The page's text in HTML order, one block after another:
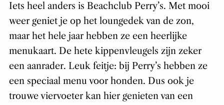
Iets heel anders is Beachclub Perry’s. Met mooi
weer geniet je op het loungedek van de zon,
maar het hele jaar hebben ze een heerlijke
menukaart. De hete kippenvleugels zijn zeker
een aanrader. Leuk feitje: bij Perry’s hebben ze
een speciaal menu voor honden. Dus ook je
trouwe viervoeter kan hier genieten van een